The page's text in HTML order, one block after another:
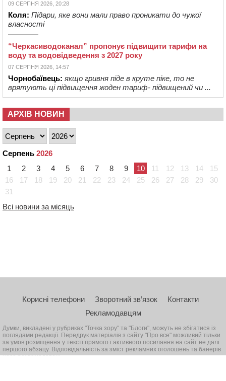
09 СЕРПНЯ 2026, 20:28
Коля: Підари, яке вони мали право проникати до чужої
власності
“Черкасиводоканал” пропонує підвищити тарифи на
воду та водовідведення з 2027 року
07 СЕРПНЯ 2026, 14:57
Чорнобаївець: якщо гривня піде в круте піке, то не
врятують ці підвищення жоден тариф- підвищений чи ...
АРХІВ НОВИН
Серпень 2026
1
2 3 4 5 6 7 8 9 10 11 12 13 14
15
16
17 18 19 20 21 22 23 24 25 26 27 28 29
30
31
Всі новини за місяць
Корисні телефони Зворотний зв’язок
Контакти
Рекламодавцям
Думки, викладені у рубриках "Точка зору" та "Блоги", можуть не збігатися із
поглядами редакції. Передрук матеріалів з сайту "Про все" можливий тільки
за умов розміщення у тексті прямого і активного посилання на сайт не далі
першого абзацу. Відповідальність за зміст рекламних оголошень та банерів
несе рекламодавець